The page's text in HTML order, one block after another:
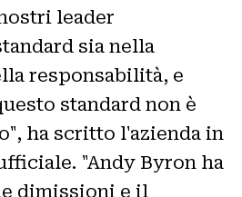
leader
sia nella
responsabilità, e
standard non è
ha scritto l'azienda in
"Andy Byron ha
dimissioni e il